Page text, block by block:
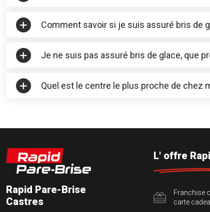
Comment savoir si je suis assuré bris de
Je ne suis pas assuré bris de glace, que
Quel est le centre le plus proche de chez
Rapid Pare-Brise
Castres
L' offre
Franchise
carte